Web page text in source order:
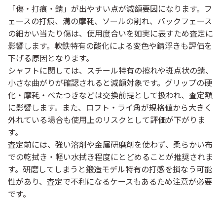
「傷・打痕・錆」が出やすい点が減額要因になります。フ
ェースの打痕、溝の摩耗、ソールの削れ、バックフェース
の細かい当たり傷は、使用度合いを如実に表すため査定に
影響します。軟鉄特有の酸化による変色や錆浮きも評価を
下げる原因となります。
シャフトに関しては、スチール特有の擦れや斑点状の錆、
小さな曲がりが確認されると減額対象です。グリップの硬
化・摩耗・べたつきなどは交換前提として扱われ、査定額
に影響します。また、ロフト・ライ角が規格値から大きく
外れている場合も使用上のリスクとして評価が下がりま
す。
査定前には、強い溶剤や金属研磨剤を使わず、柔らかい布
での乾拭き・軽い水拭き程度にとどめることが推奨されま
す。研磨してしまうと鍛造モデル特有の打感を損なう可能
性があり、査定で不利になるケースもあるため注意が必要
です。